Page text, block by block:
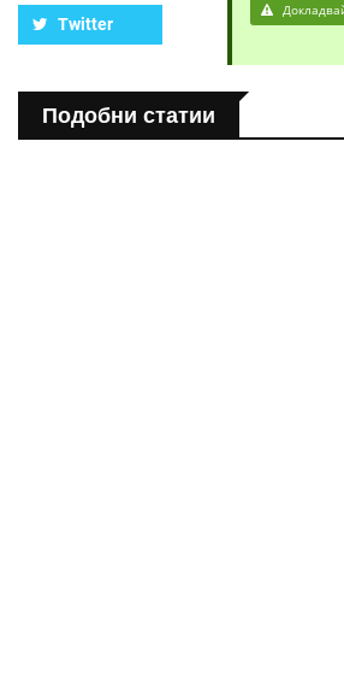
Twitter
Подобни статии